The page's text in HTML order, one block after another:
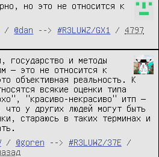
но это не относится к
/ @dan --> #R3LUWZ/GX1 / 4797
государство и методы
— это не относится к
объективная реальность. К
всякие оценки типа
"красиво-некрасиво" итп —
у других людей могут быть
стараюсь в таких терминах и
/ @goren --> #R3LUWZ/37E /